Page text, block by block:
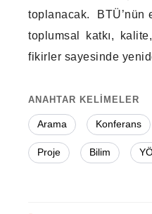
toplanacak. BTÜ’nün
toplumsal katkı,
fikirler sayesinde
ANAHTAR KELİMELER
Arama Konferans
Proje Bilim